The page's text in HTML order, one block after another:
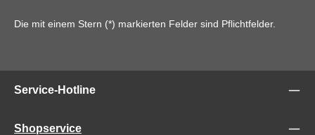
Die mit einem Stern (*) markierten Felder sind Pflichtfelder.
Service-Hotline
Shopservice